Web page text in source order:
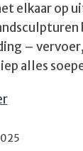
elkaar op
–
alles
Seniorensoos